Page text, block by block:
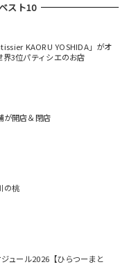
スト10
KAORU YOSHIDA」がオ
3位パティシエのお店
が開店＆閉店
の桃
ュール2026【ひらつーまと